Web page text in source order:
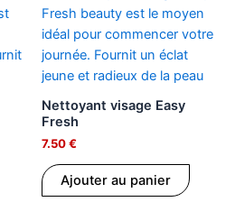
Nettoyant visage Easy
Fresh
7.50€
Ajouter au panier